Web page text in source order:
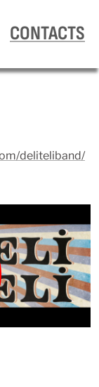
CONTACTS
deliteliband/